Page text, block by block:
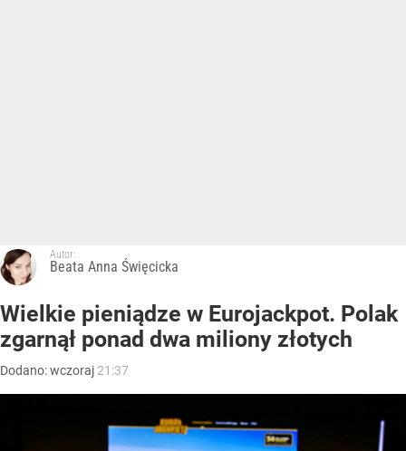
Autor:
Beata Anna Święcicka
Wielkie pieniądze w Eurojackpot. Polak
zgarnął ponad dwa miliony złotych
Dodano:wczoraj 21:37